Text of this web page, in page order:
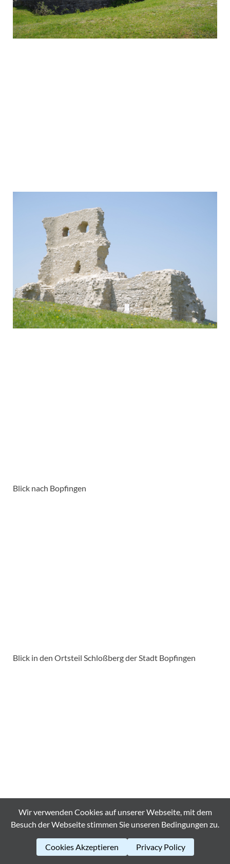
Blick nach Bopfingen
Blick in den Ortsteil Schloßberg der Stadt Bopfingen
Wir verwenden Cookies auf unserer Webseite, mit dem
Besuch der Webseite stimmen Sie unseren Bedingungen zu.
Cookies Akzeptieren Privacy Policy